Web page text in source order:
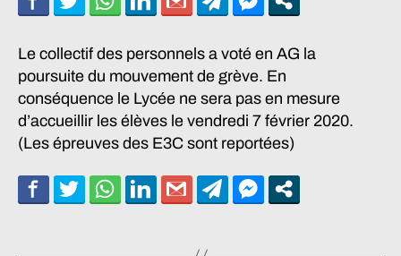
Le collectif des personnels a voté en AG la
poursuite du mouvement de grève. En
conséquence le Lycée ne sera pas en mesure
d’accueillir les élèves le vendredi 7 février 2020.
(Les épreuves des E3C sont reportées)